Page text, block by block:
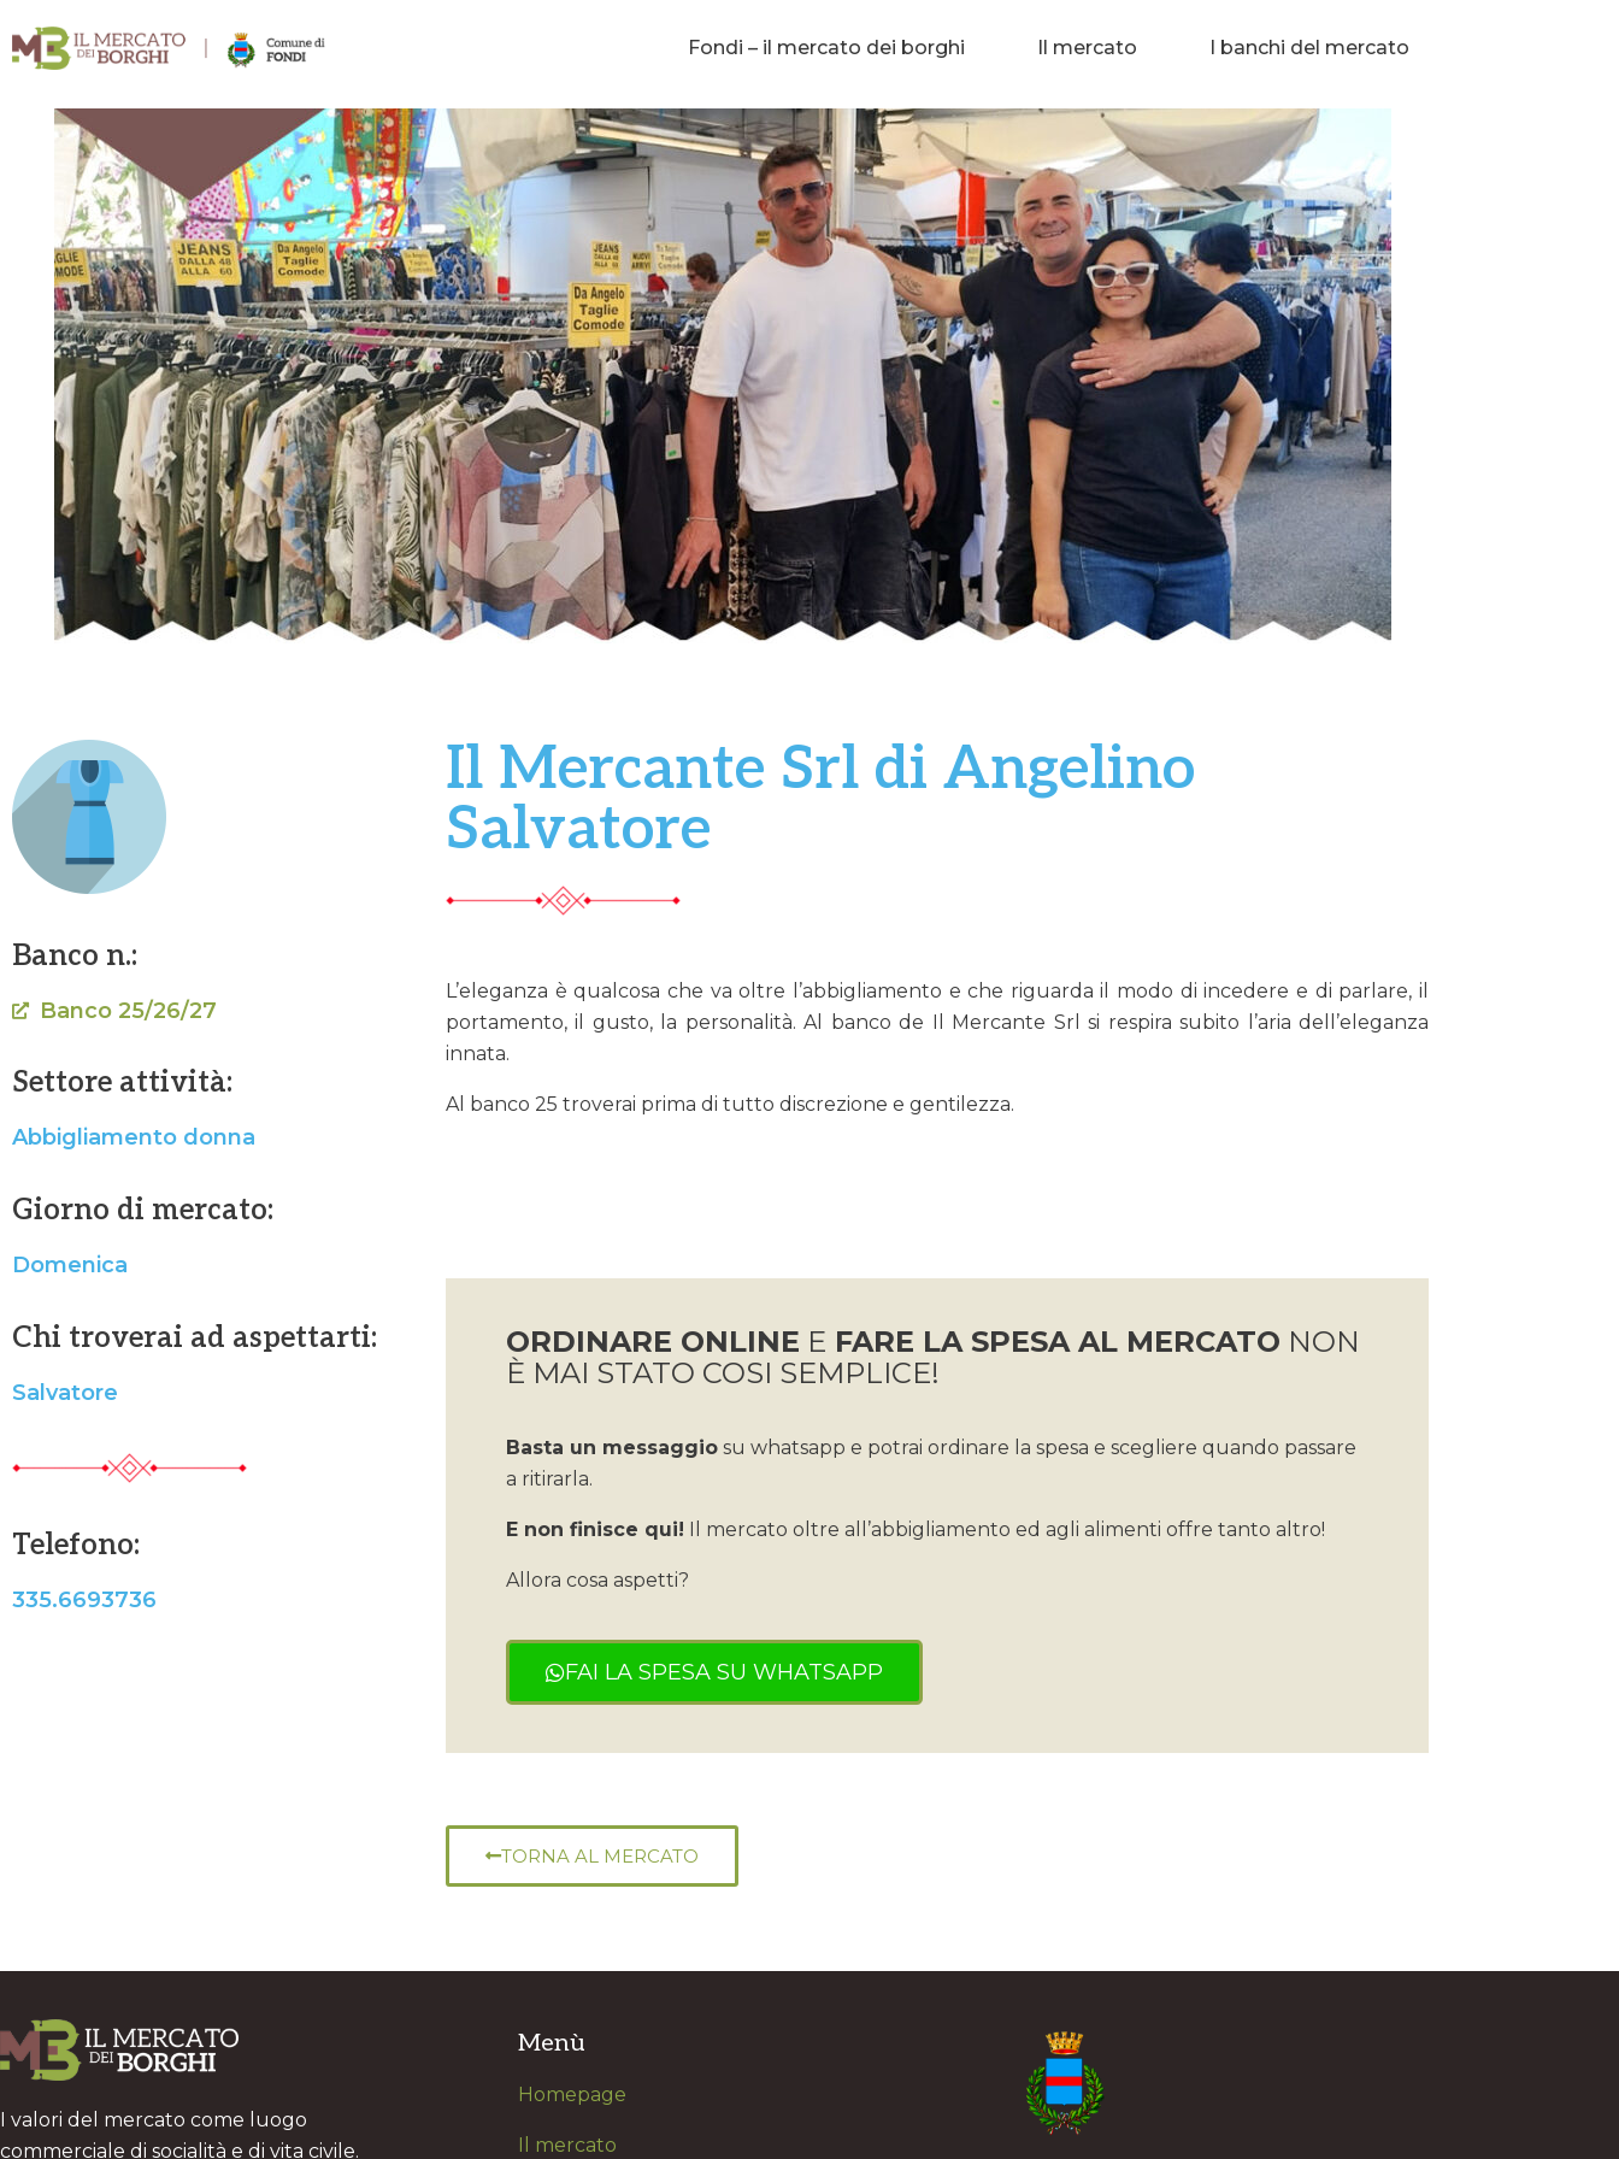
Fondi – il mercato dei borghi Il mercato I banchi del mercato
Banco n.:
Banco 25/26/27
Settore attività:
Abbigliamento donna
Giorno di mercato:
Domenica
Chi troverai ad aspettarti:
Salvatore
Telefono:
335.6693736
Il Mercante Srl di Angelino
Salvatore
L’eleganza è qualcosa che va oltre l’abbigliamento e che riguarda il modo di incedere e di parlare, il
portamento, il gusto, la personalità. Al banco de Il Mercante Srl si respira subito l’aria dell’eleganza
innata.
Al banco 25 troverai prima di tutto discrezione e gentilezza.
ORDINARE ONLINE E FARE LA SPESA AL MERCATO NON
È MAI STATO COSI SEMPLICE!
Basta un messaggio su whatsapp e potrai ordinare la spesa e scegliere quando passare
a ritirarla.
E non finisce qui! Il mercato oltre all’abbigliamento ed agli alimenti offre tanto altro!
Allora cosa aspetti?
FAI LA SPESA SU WHATSAPP
TORNA AL MERCATO
I valori del mercato come luogo
commerciale di socialità e di vita civile.
Menù
H omepage
Il mercato